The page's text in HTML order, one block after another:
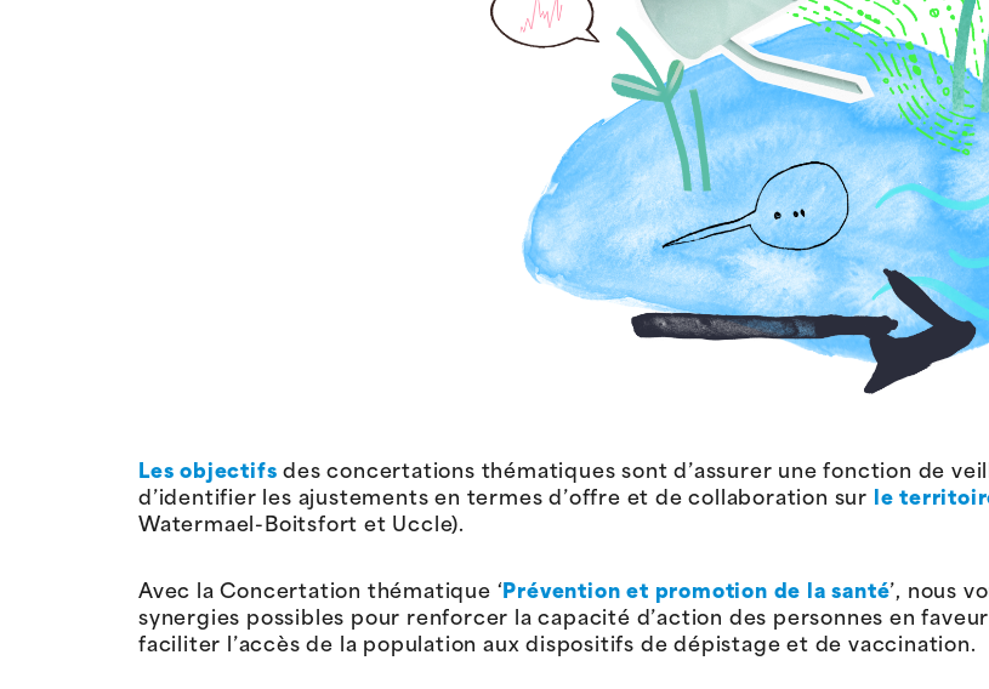
Les objectifsdes concertations thématiques sont d’assurer une fonction de
d’identifier les ajustements en termes d’offre et de collaboration sur le
Watermael-Boitsfort et Uccle).
Avec la Concertation thématique ‘ Prévention et promotion de la santé’, nous
synergies possibles pour renforcer la capacité d’action des personnes en
faciliter l’accès de la population aux dispositifs de dépistage et de vaccination.